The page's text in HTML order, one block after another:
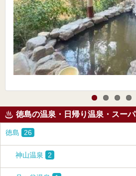
徳島の温泉・日帰り温泉・スー
徳島 26
神山温泉 2